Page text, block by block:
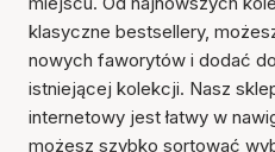
klasyczne bestsellery,
nowych faworytów i dodać do
istniejącej kolekcji. Nasz
internetowy jest łatwy w
możesz szybko sortować